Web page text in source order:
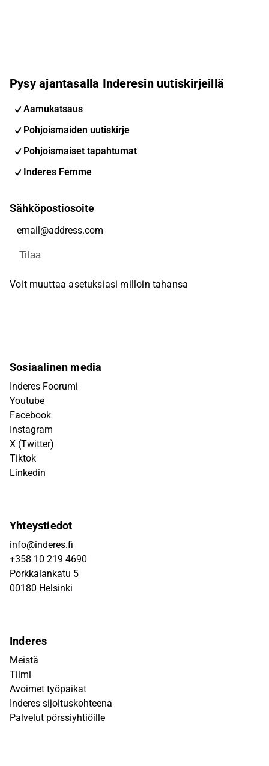
Pysy ajantasalla Inderesin uutiskirjeillä
Aamukatsaus
Pohjoismaiden uutiskirje
Pohjoismaiset tapahtumat
Inderes Femme
Sähköpostiosoite
Tilaa
Voit muuttaa asetuksiasi milloin tahansa
Sosiaalinen media
Inderes Foorumi
Youtube
Facebook
Instagram
X (Twitter)
Tiktok
Linkedin
Yhteystiedot
info@inderes.fi
+358 10 219 4690
Porkkalankatu 5
00180 Helsinki
Inderes
Meistä
Tiimi
Avoimet työpaikat
Inderes sijoituskohteena
Palvelut pörssiyhtiöille